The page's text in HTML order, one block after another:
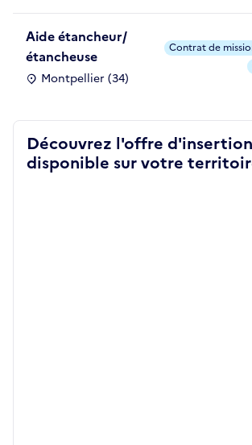
Aide étancheur/
étancheuse
Montpellier (34)
Contrat de
Découvrez l'offre d'insertion
disponible sur votre